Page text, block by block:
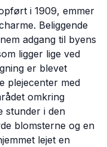
i 1909, emmer
Beliggende
adgang til byens
ligger lige ved
er blevet
plejecenter med
omkring
stunder i den
blomsterne og en
lejet en